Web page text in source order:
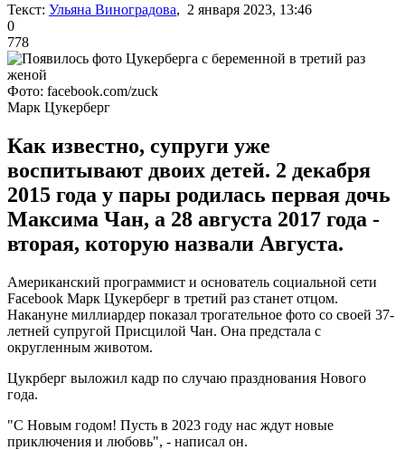
Текст: Ульяна Виноградова, 2 января 2023, 13:46
0
778
Фото: facebook.com/zuck
Марк Цукерберг
Как известно, супруги уже
воспитывают двоих детей. 2 декабря
2015 года у пары родилась первая дочь
Максима Чан, а 28 августа 2017 года -
вторая, которую назвали Августа.
Американский программист и основатель социальной сети
Facebook Марк Цукерберг в третий раз станет отцом.
Накануне миллиардер показал трогательное фото со своей 37-
летней супругой Присцилой Чан. Она предстала с
округленным животом.
Цукрберг выложил кадр по случаю празднования Нового
года.
"С Новым годом! Пусть в 2023 году нас ждут новые
приключения и любовь", - написал он.